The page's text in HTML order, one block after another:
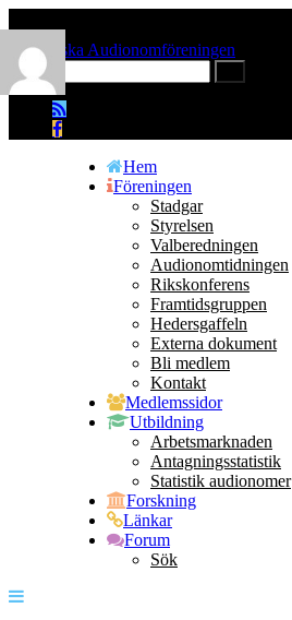
Hem
Föreningen
Stadgar
Styrelsen
Valberedningen
Audionomtidningen
Rikskonferens
Framtidsgruppen
Hedersgaffeln
Externa dokument
Bli medlem
Kontakt
Medlemssidor
Utbildning
Arbetsmarknaden
Antagningsstatistik
Statistik audionomer
Forskning
Länkar
Forum
Sök